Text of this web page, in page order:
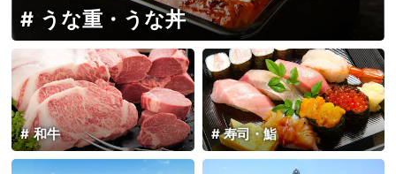
うな重・うな丼
寿司・鮨
和牛